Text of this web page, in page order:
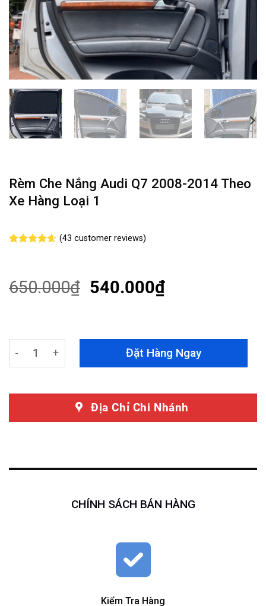
Rèm Che Nắng Audi Q7 2008-2014 Theo
Xe Hàng Loại 1
customer
ratings
(43 customer reviews)
650.000₫ 540.000₫
Rèm Che Nắng Audi Q7 2008-2014 Theo Xe Hàng Loại
Đặt Hàng Ngay
Địa Chỉ Chi Nhánh
CHÍNH SÁCH BÁN HÀNG
Kiểm Tra Hàng